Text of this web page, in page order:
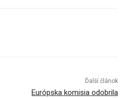
Ďalší článok
Európska komisia odobrila